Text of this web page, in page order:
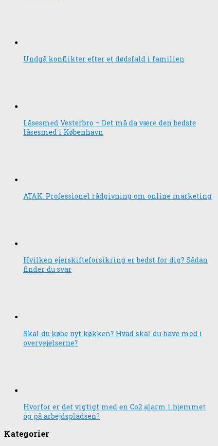
Undgå konflikter efter et dødsfald i familien
Låsesmed Vesterbro – Det må da være den bedste
låsesmed i København
ATAK: Professionel rådgivning om online marketing
Hvilken ejerskifteforsikring er bedst for dig? Sådan
finder du svar
Skal du købe nyt køkken? Hvad skal du have med i
overvejelserne?
Hvorfor er det vigtigt med en Co2 alarm i hjemmet
og på arbejdspladsen?
Kategorier